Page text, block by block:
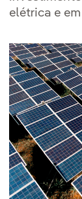
elétrica e